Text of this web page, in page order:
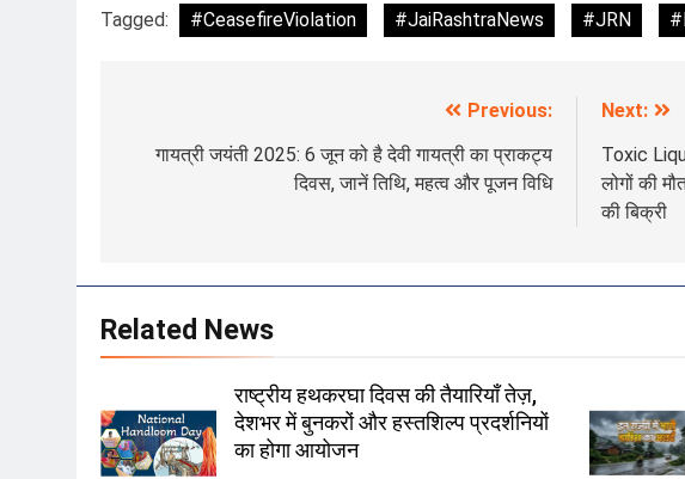
Tagged: #CeasefireViolation #JaiRashtraNews #JRN
navigation
Previous:
गायत्री जयंती 2025: 6 जून को है देवी गायत्री का प्राकट्य
दिवस, जानें तिथि, महत्व और पूजन विधि
Next:
Toxic
लोगों की
की बिक्री
Related News
राष्ट्रीय हथकरघा दिवस की तैयारियाँ तेज़,
देशभर में बुनकरों और हस्तशिल्प प्रदर्शनियों
का होगा आयोजन